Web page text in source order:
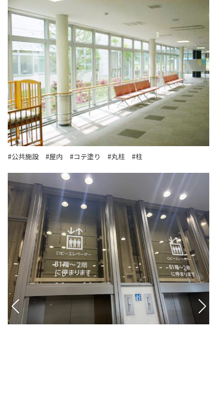
#公共施設 #屋内 #コテ塗り #丸柱 #柱